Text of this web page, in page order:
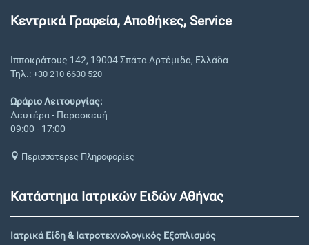
Κεντρικά Γραφεία, Αποθήκες, Service
Ιπποκράτους 142, 19004 Σπάτα Αρτέμιδα, Ελλάδα
Τηλ.: +30 210 6630 520
Ωράριο Λειτουργίας:
Δευτέρα - Παρασκευή
09:00 - 17:00
Περισσότερες Πληροφορίες
Κατάστημα Ιατρικών Ειδών Αθήνας
Ιατρικά Είδη & Ιατροτεχνολογικός Εξοπλισμός